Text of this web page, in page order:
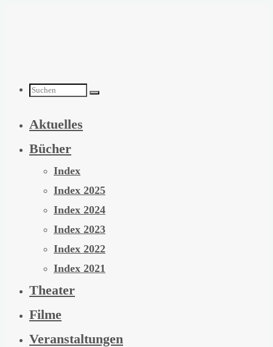
Suchen
nach:
Aktuelles
Bücher
Index
Index 2025
Index 2024
Index 2023
Index 2022
Index 2021
Theater
Filme
Veranstaltungen